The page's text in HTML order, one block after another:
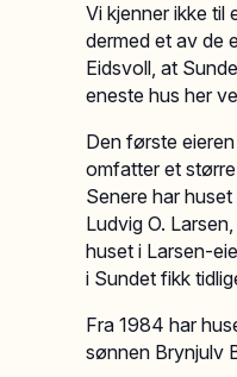
Vi kjenner ikke til
dermed et av de
Eidsvoll, at
eneste hus her
Den første
omfatter et
Senere har
Ludvig O.
huset i Larsen-
i Sundet fikk
Fra 1984 har
sønnen Brynjulv